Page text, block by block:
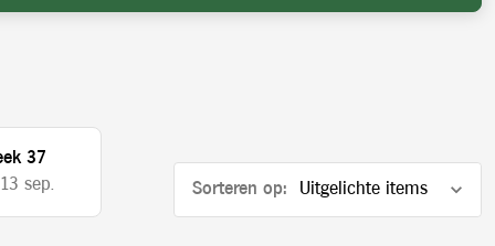
37
sep.
Sorteren op: